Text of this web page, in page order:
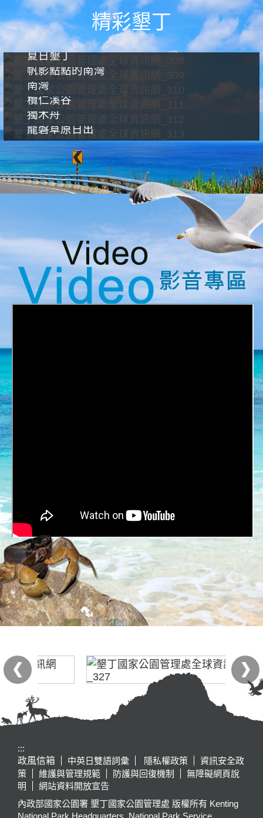
精彩墾丁
夏日墾丁
帆影點點的南灣
南灣
欖仁溪谷
獨木舟
龍磐草原日出
:::
政風信箱
中英日雙語詞彙 隱私權政策
資訊安全政
策
維護與管理規範 防護與回復機制
無障礙網頁說
明
網站資料開放宣告
內政部國家公園署 墾丁國家公園管理處 版權所有 Kenting
National Park Headquarters, National Park Service,